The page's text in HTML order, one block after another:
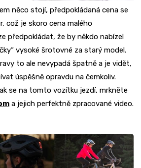
něco stojí, předpokládaná cena se
což je skoro cena malého
předpokládat, že by někdo nabízel
vysoké šrotovné za starý model.
to ale nevypadá špatně a je vidět,
úspěšně opravdu na čemkoliv.
se na tomto vozítku jezdí, mrkněte
a jejich perfektně zpracované video.